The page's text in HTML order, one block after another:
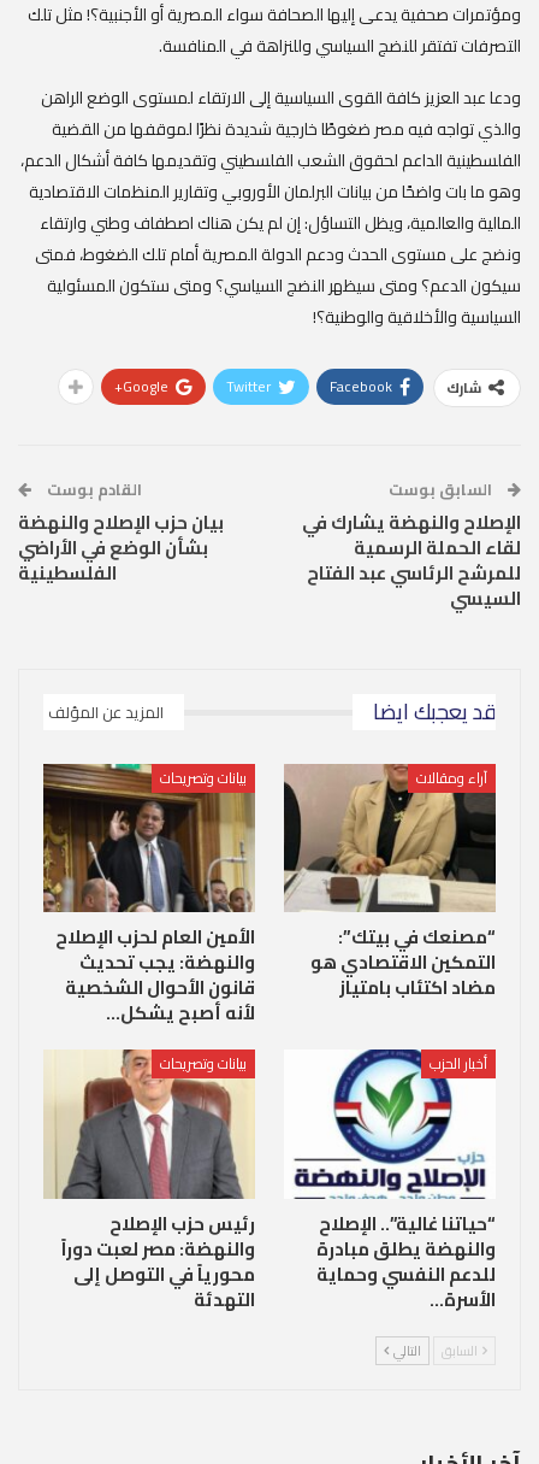
ومؤتمرات صحفية يدعى إليها الصحافة سواء المصرية أو الأجنبية؟! مثل تلك
التصرفات تفتقر للنضج السياسي وللنزاهة في المنافسة.
ودعا عبد العزيز كافة القوى السياسية إلى الارتقاء لمستوى الوضع الراهن
والذي تواجه فيه مصر ضغوطًا خارجية شديدة نظرًا لموقفها من القضية
الفلسطينية الداعم لحقوق الشعب الفلسطيني وتقديمها كافة أشكال الدعم،
وهو ما بات واضحًا من بيانات البرلمان الأوروبي وتقارير المنظمات الاقتصادية
المالية والعالمية، ويظل التساؤل: إن لم يكن هناك اصطفاف وطني وارتقاء
ونضج على مستوى الحدث ودعم الدولة المصرية أمام تلك الضغوط، فمتى
سيكون الدعم؟ ومتى سيظهر النضج السياسي؟ ومتى ستكون المسئولية
السياسية والأخلاقية والوطنية؟!
شارك Facebook
Twitter
Google+
السابق بوست
الإصلاح والنهضة يشارك في
لقاء الحملة الرسمية
للمرشح الرئاسي عبد الفتاح
السيسي
القادم بوست
بيان حزب الإصلاح والنهضة
بشأن الوضع في الأراضي
الفلسطينية
قد يعجبك ايضا المزيد عن المؤلف
آراء ومقالات
“مصنعك في بيتك”:
التمكين الاقتصادي هو
مضاد اكتئاب بامتياز
بيانات وتصريحات
الأمين العام لحزب الإصلاح
والنهضة: يجب تحديث
قانون الأحوال الشخصية
لأنه أصبح يشكل…
أخبار الحزب
“حياتنا غالية”.. الإصلاح
والنهضة يطلق مبادرة
للدعم النفسي وحماية
الأسرة…
بيانات وتصريحات
رئيس حزب الإصلاح
والنهضة: مصر لعبت دوراً
محورياً في التوصل إلى
التهدئة
السابق التالي